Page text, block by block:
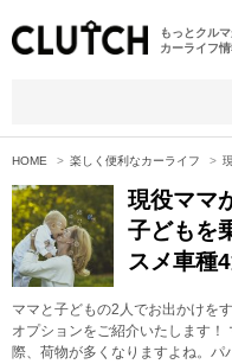
もっとクル
カーライフ
HOME 楽しく便利なカーライフ
現役ママ
子どもを
スメ車種
ママと子どもの2人でお出かけを
オプションをご紹介いたします
際、荷物が多くなりますよね。